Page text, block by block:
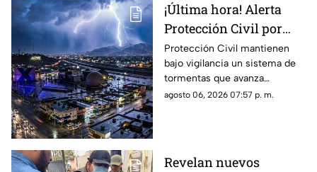
¡Última hora! Alerta
Protección Civil por
tormenta que se acerca
a Ciudad Juárez y El
Paso: piden extremar
precauciones
Protección Civil mantienen
bajo vigilancia un sistema de
tormentas que avanza
lentamente hacia el suroeste y
agosto 06, 2026 07:57 p. m.
Revelan nuevos